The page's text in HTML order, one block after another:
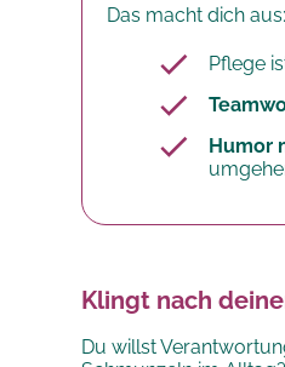
Das macht dich aus:
Pflege
Humor
Klingt nach
Du willst